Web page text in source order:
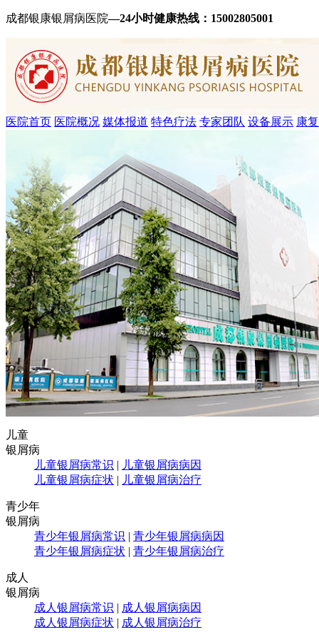
成都银康银屑病医院—24小时健康热线： 15002805001
医院首页 医院概况 媒体报道 特色疗法 专家团队 设备展示 康
儿童
银屑病
儿童银屑病常识 | 儿童银屑病病因
儿童银屑病症状 | 儿童银屑病治疗
青少年
银屑病
青少年银屑病常识 | 青少年银屑病病因
青少年银屑病症状 | 青少年银屑病治疗
成人
银屑病
成人银屑病常识 | 成人银屑病病因
成人银屑病症状 | 成人银屑病治疗